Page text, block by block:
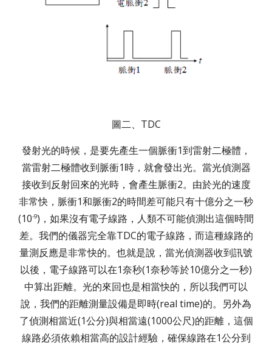
圖二、TDC
發射光的時候，是要先產生一個脈衝1到雷射二極體，
當雷射二極體收到脈衝1時，就會發出光。當光偵測器
接收到反射回來的光時，會產生脈衝2。由於光的速度
非常快，脈衝1和脈衝2的時間差可能只有十億分之一秒
(10-9)，如果沒有電子線路，人類不可能偵測出這個時間
差。我們的儀器完全靠TDC的電子線路，而這種線路的
量測反應是非常快的。也就是說，當光偵測器收到訊號
以後，電子線路可以在1奈秒(1奈秒等於10億分之一秒)
中算出距離。光的來回也是相當快的，所以我們可以
說，我們的距離測量設備是即時(real time)的。另外為
了偵測相當近(1公分)與相當遠(1000公尺)的距離，這個
線路必須依賴相當高的設計經驗，確保線路在1公分到